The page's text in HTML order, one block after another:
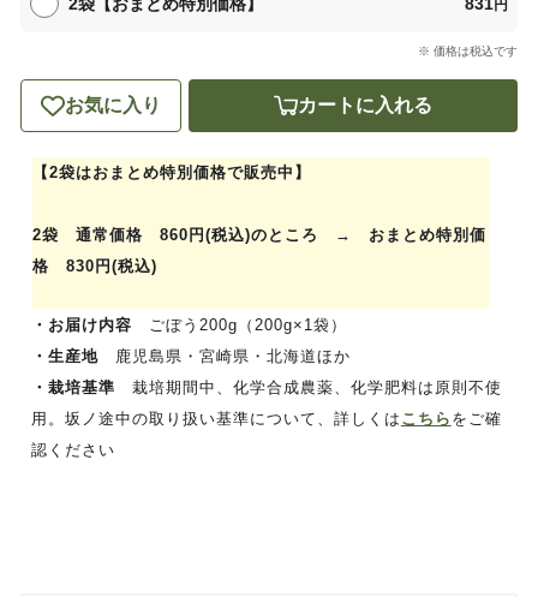
円
※ 価格は税込です
お気に入り カートに入れる
【2袋はおまとめ特別価格で販売中】
2袋 通常価格 860円(税込)のところ → おまとめ特別価
格 830円(税込)
・お届け内容 ごぼう200g（200g×1袋）
・生産地 鹿児島県・宮崎県・北海道ほか
・栽培基準 栽培期間中、化学合成農薬、化学肥料は原則不使
用。坂ノ途中の取り扱い基準について、詳しくは こちら をご確
認ください